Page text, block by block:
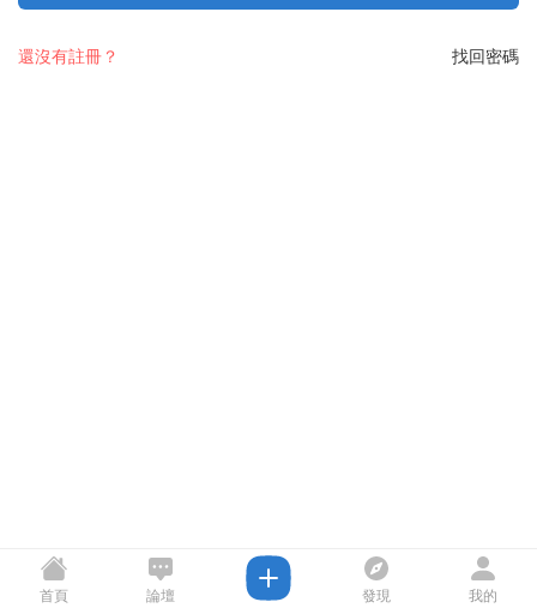
找回密碼
還沒有註冊？
首頁 論壇 發現 我的